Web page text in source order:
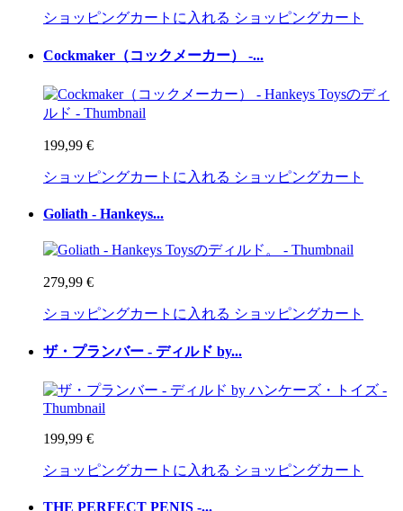
ショッピングカートに入れる ショッピングカート
Cockmaker（コックメーカー） -...
199,99 €
ショッピングカートに入れる ショッピングカート
Goliath - Hankeys...
279,99 €
ショッピングカートに入れる ショッピングカート
ザ・プランバー - ディルド by...
199,99 €
ショッピングカートに入れる ショッピングカート
THE PERFECT PENIS -...